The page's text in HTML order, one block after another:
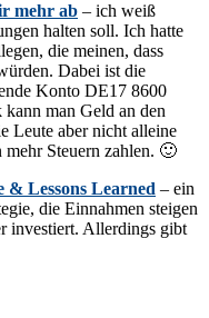
mehr ab – ich weiß
halten soll. Ich hatte
die meinen, dass
Dabei ist die
Konto DE17 8600
man Geld an den
Leute aber nicht alleine
mehr Steuern zahlen. 🙂
& Lessons Learned – ein
die Einnahmen steigen
investiert. Allerdings gibt